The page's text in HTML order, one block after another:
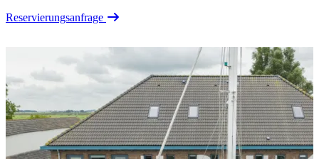
Reservierungsanfrage